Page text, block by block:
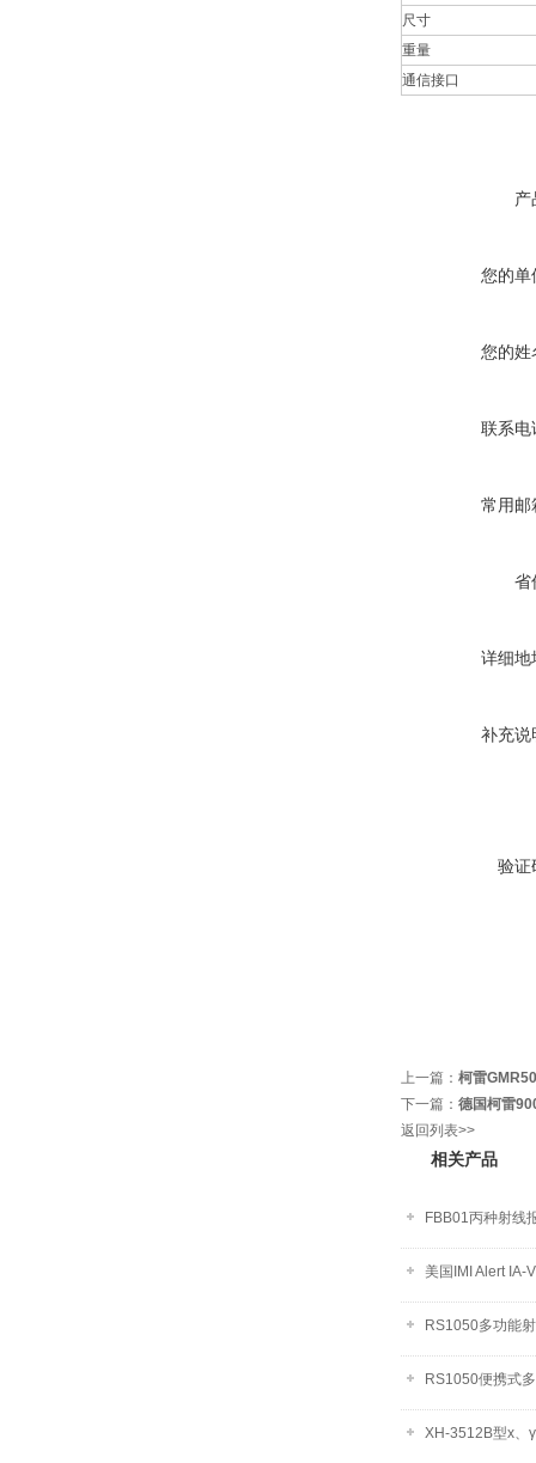
尺寸
重量
通信接口
产
您的单
您的姓
联系电
常用邮
省
详细地
补充说
验证
上一篇： 柯雷
下一篇： 德国柯雷
返回列表>>
相关产品
FBB01丙种射线
美国IMI Alert IA-
RS1050多功能
RS1050便携式
XH-3512B型x、